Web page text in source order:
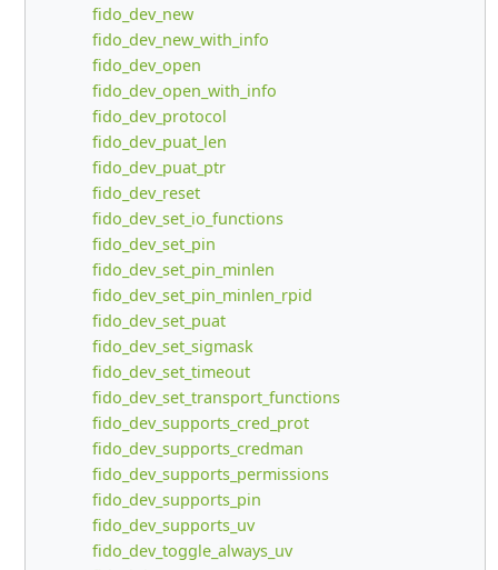
fido_dev_new
fido_dev_new_with_info
fido_dev_open
fido_dev_open_with_info
fido_dev_protocol
fido_dev_puat_len
fido_dev_puat_ptr
fido_dev_reset
fido_dev_set_io_functions
fido_dev_set_pin
fido_dev_set_pin_minlen
fido_dev_set_pin_minlen_rpid
fido_dev_set_puat
fido_dev_set_sigmask
fido_dev_set_timeout
fido_dev_set_transport_functions
fido_dev_supports_cred_prot
fido_dev_supports_credman
fido_dev_supports_permissions
fido_dev_supports_pin
fido_dev_supports_uv
fido_dev_toggle_always_uv